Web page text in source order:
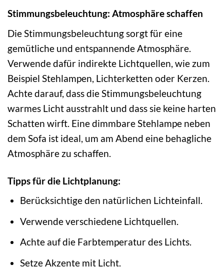
Stimmungsbeleuchtung: Atmosphäre schaffen
Die Stimmungsbeleuchtung sorgt für eine
gemütliche und entspannende Atmosphäre.
Verwende dafür indirekte Lichtquellen, wie zum
Beispiel Stehlampen, Lichterketten oder Kerzen.
Achte darauf, dass die Stimmungsbeleuchtung
warmes Licht ausstrahlt und dass sie keine harten
Schatten wirft. Eine dimmbare Stehlampe neben
dem Sofa ist ideal, um am Abend eine behagliche
Atmosphäre zu schaffen.
Tipps für die Lichtplanung:
Berücksichtige den natürlichen Lichteinfall.
Verwende verschiedene Lichtquellen.
Achte auf die Farbtemperatur des Lichts.
Setze Akzente mit Licht.